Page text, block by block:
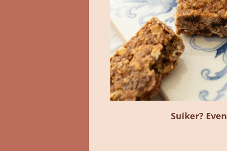
Suiker? Even